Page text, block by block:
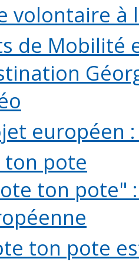
volontaire à
de Mobilité
européen
ton pote
ton pote"
ton pote